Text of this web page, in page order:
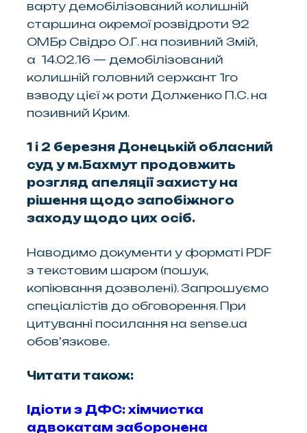
варту демобілізований колишній
старшина окремої розвідроти 92
ОМБр Свідро О.Г. на позивний Змій,
а 14.02.16 — демобілізований
колишній головний сержант 1го
взводу цієї ж роти Долженко П.С. на
позивний Крим.
1 і 2 березня Донецькій обласний
суд у м.Бахмут продовжить
розгляд апеляції захисту на
рішення щодо запобіжного
заходу щодо цих осіб.
Наводимо документи у форматі PDF
з текстовим шаром (пошук,
копіювання дозволені). Запрошуємо
спеціалістів до обговорення. При
цитуванні посилання на sense.ua
обов’язкове.
Читати також:
Ідіоти з ДФС: хімчистка
адвокатам заборонена